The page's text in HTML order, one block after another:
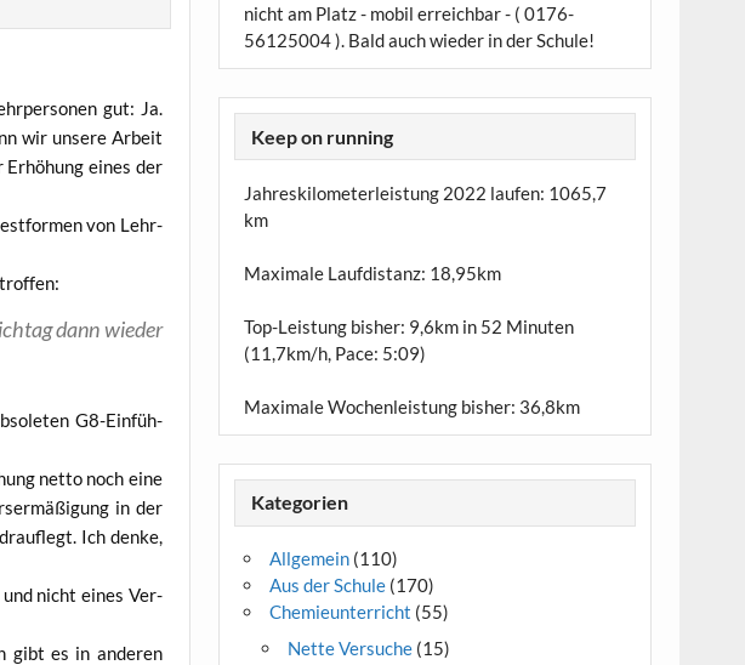
gut: Ja.
wir unse­re Arbeit
eines der
von Lehr­
dann wie­der
G8-Ein­füh­
net­to noch eine
in der
Ich den­ke,
und nicht eines Ver­
gibt es in ande­ren
nicht am Platz - mobil erreichbar - ( 0176-
56125004 ). Bald auch wieder in der Schule!
Keep on running
Jahreskilometerleistung 2022 laufen: 1065,7
km
Maximale Laufdistanz: 18,95km
Top-Leistung bisher: 9,6km in 52 Minuten
(11,7km/h, Pace: 5:09)
Maximale Wochenleistung bisher: 36,8km
Kategorien
Allgemein (110)
Aus der Schule (170)
Chemieunterricht (55)
Nette Versuche (15)